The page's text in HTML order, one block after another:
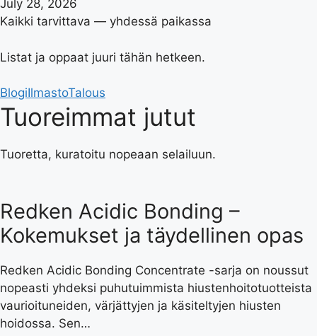
July 28, 2026
Kaikki tarvittava — yhdessä paikassa
Listat ja oppaat juuri tähän hetkeen.
BlogiIlmastoTalous
Tuoreimmat jutut
Tuoretta, kuratoitu nopeaan selailuun.
Redken Acidic Bonding –
Kokemukset ja täydellinen opas
Redken Acidic Bonding Concentrate -sarja on noussut
nopeasti yhdeksi puhutuimmista hiustenhoitotuotteista
vaurioituneiden, värjättyjen ja käsiteltyjen hiusten
hoidossa. Sen…